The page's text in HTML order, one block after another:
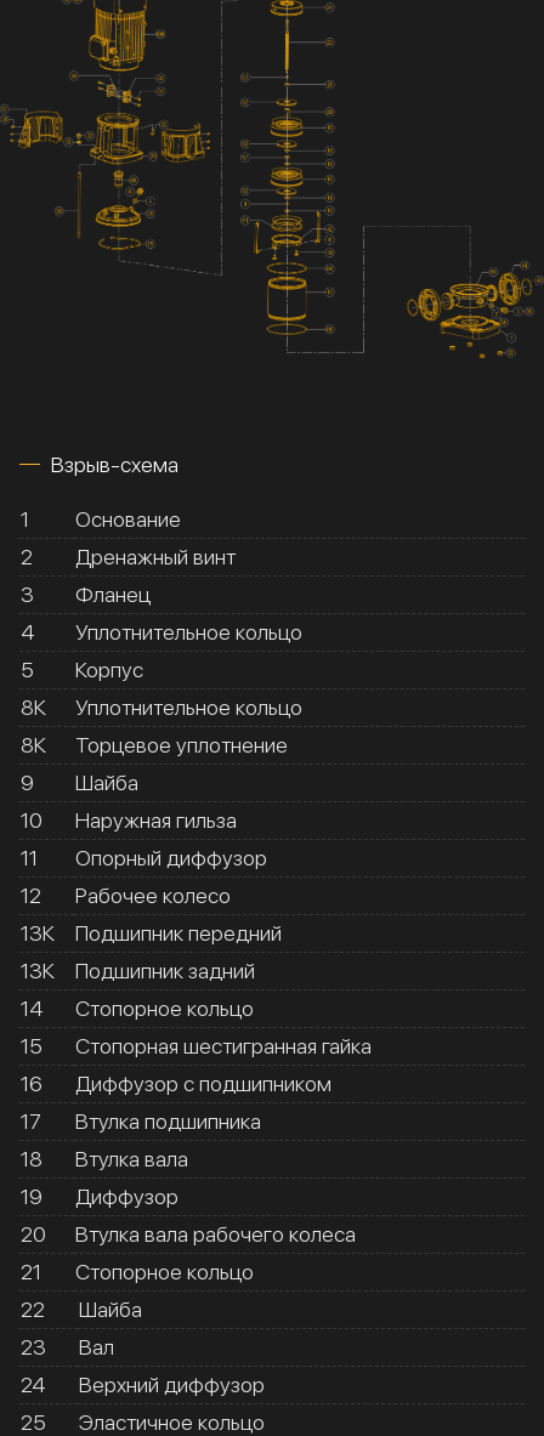
Взрыв-схема
1
Основание
2
Дренажный винт
3
Фланец
4
Уплотнительное кольцо
5
Корпус
8К
Уплотнительное кольцо
8К
Торцевое уплотнение
9
Шайба
10
Наружная гильза
11
Опорный диффузор
12
Рабочее колесо
13К
Подшипник передний
13К
Подшипник задний
14
Стопорное кольцо
15
Стопорная шестигранная гайка
16
Диффузор с подшипником
17
Втулка подшипника
18
Втулка вала
19
Диффузор
20
Втулка вала рабочего колеса
21
Стопорное кольцо
22
Шайба
23
Вал
24
Верхний диффузор
25
Эластичное кольцо